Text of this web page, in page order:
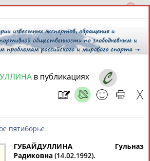
6 августа 2026 года,
И СПЕЦИАЛИСТЫ
персон Расширенный поиск
в публикациях
ГУБАЙДУЛЛИНА Гульназ
Радиковна (14.02.1992).